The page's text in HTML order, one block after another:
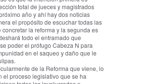
total de jueces y magistrados
año y ahí hay dos noticias
el propósito de escuchar todas las
concretar la reforma y la segunda es
todo el entramado que
poder el prófugo Cabeza N para
en el saqueo y daño que le
de la Reforma que viene, lo
el proceso legislativo que se ha